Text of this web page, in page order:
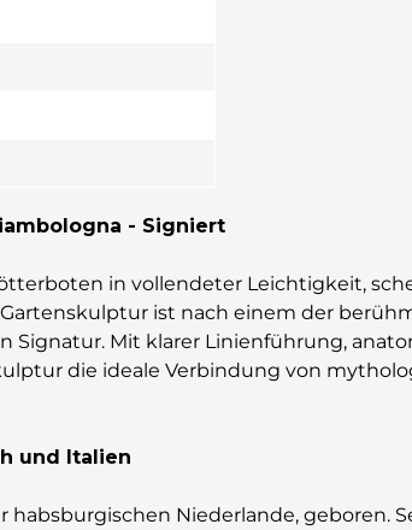
- Signiert
in vollendeter Leichtigkeit,
ist nach einem der
Mit klarer Linienführung,
die ideale Verbindung von
und Italien
habsburgischen Niederlande, geboren.